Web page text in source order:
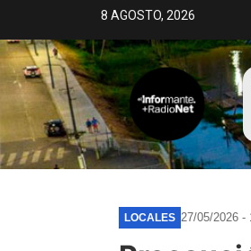
8 AGOSTO, 2026
LOCALES 27/05/2026 -